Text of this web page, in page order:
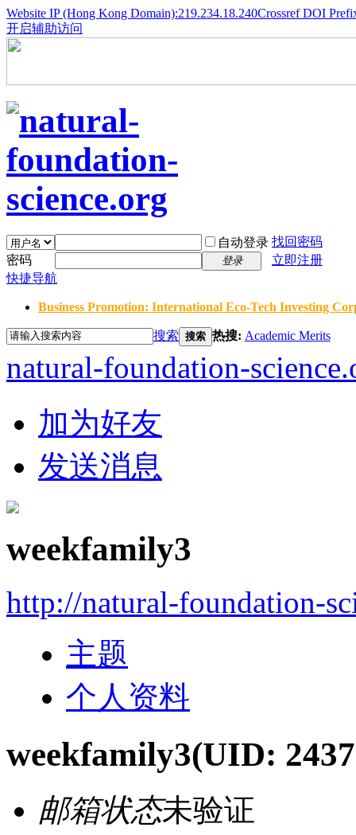
Website IP (Hong Kong Domain):219.234.18.240Crossref DOI
开启辅助访问
自动登录 找回密码
密码
登录
立即注册
快捷导航
Business Promotion: International Eco-Tech Investing
搜索 搜索 热搜: Academic Merits
natural-foundation-
加为好友
发送消息
weekfamily3
http://natural-foundation-
主题
个人资料
weekfamily3(UID:
邮箱状态未验证